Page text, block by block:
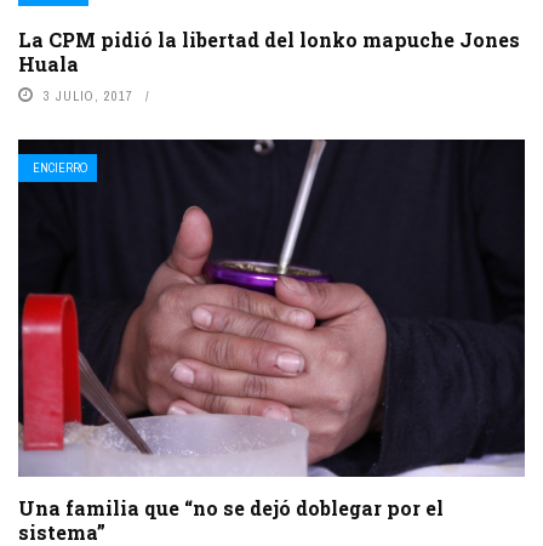
La CPM pidió la libertad del lonko mapuche Jones
Huala
3 JULIO, 2017
ENCIERRO
Una familia que “no se dejó doblegar por el
sistema”